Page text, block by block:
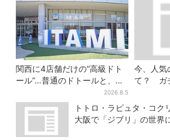
関西に4店舗だけの“高級ドト
ール”…普通のドトールと、何
が違う？コーヒーは約2倍の
600円
2026.8.5
今、人気
て？ ガ
出…収集
たヒット
トトロ・ラピュタ・コク
大阪で「ジブリ」の世界